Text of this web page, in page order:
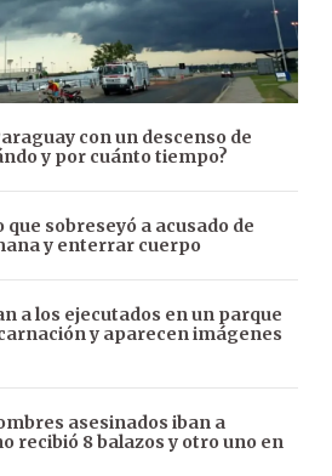
con un descenso de
y por cuánto tiempo?
sobreseyó a acusado de
y enterrar cuerpo
a los ejecutados en un parque
y aparecen imágenes
asesinados iban a
recibió 8 balazos y otro uno en